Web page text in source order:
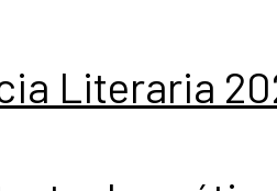
Literaria